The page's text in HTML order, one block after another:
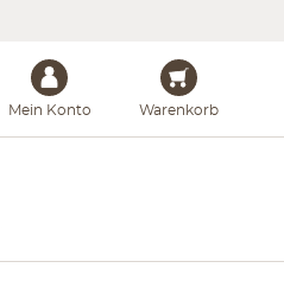
Mein Konto Warenkorb